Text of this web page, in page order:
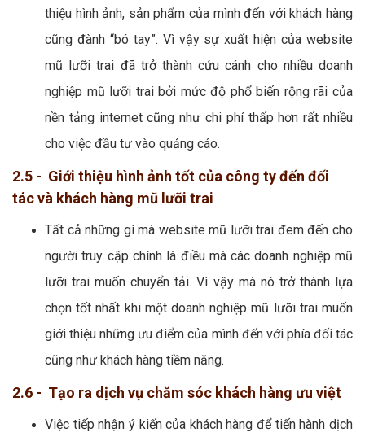
thiệu hình ảnh, sản phẩm của mình đến với khách hàng
cũng đành “bó tay”. Vì vậy sự xuất hiện của website
mũ lưỡi trai đã trở thành cứu cánh cho nhiều doanh
nghiệp mũ lưỡi trai bởi mức độ phổ biến rộng rãi của
nền tảng internet cũng như chi phí thấp hơn rất nhiều
cho việc đầu tư vào quảng cáo.
2.5 - Giới thiệu hình ảnh tốt của công ty đến đối
tác và khách hàng mũ lưỡi trai
Tất cả những gì mà website mũ lưỡi trai đem đến cho
người truy cập chính là điều mà các doanh nghiệp mũ
lưỡi trai muốn chuyển tải. Vì vậy mà nó trở thành lựa
chọn tốt nhất khi một doanh nghiệp mũ lưỡi trai muốn
giới thiệu những ưu điểm của mình đến với phía đối tác
cũng như khách hàng tiềm năng.
2.6 - Tạo ra dịch vụ chăm sóc khách hàng ưu việt
Việc tiếp nhận ý kiến của khách hàng để tiến hành dịch